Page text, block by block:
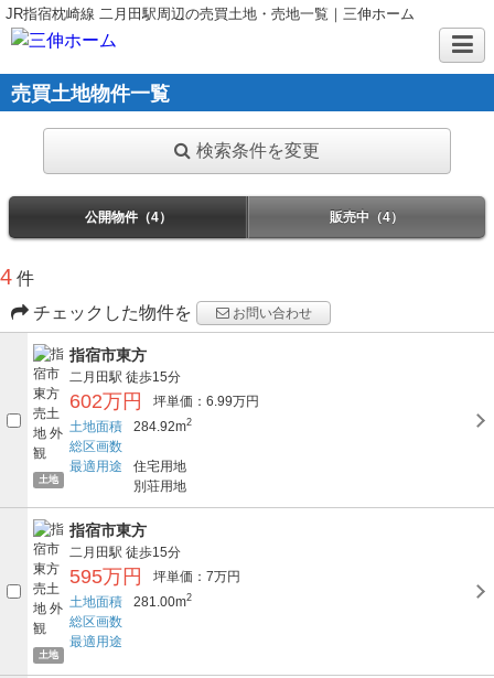
JR指宿枕崎線 二月田駅周辺の売買土地・売地一覧｜三伸ホーム
売買土地物件一覧
検索条件を変更
公開物件（4） 販売中（4）
4 件
チェックした物件を
お問い合わせ
土地
指宿市東方
二月田駅 徒歩15分
602万円
坪単価：6.99万円
土地面積
284.92m2
総区画数
最適用途
住宅用地
別荘用地
土地
指宿市東方
二月田駅 徒歩15分
595万円
坪単価：7万円
土地面積
281.00m2
総区画数
最適用途